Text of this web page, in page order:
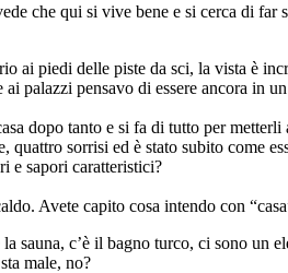
che qui si vive bene e si cerca di far
ai piedi delle piste da sci, la vista è
palazzi pensavo di essere ancora in
dopo tanto e si fa di tutto per
sorrisi ed è stato subito come
e sapori caratteristici?
Avete capito cosa intendo con
sauna, c’è il bagno turco, ci sono un
male, no?